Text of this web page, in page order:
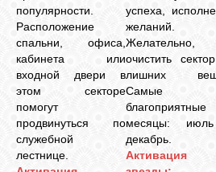
популярности.
Расположение
спальни, офиса,
кабинета или
входной двери в
этом секторе
помогут
продвинуться по
служебной
лестнице.
успеха,
желаний.
Желательно,
очистить
лишних
Самые
благоприятные
месяцы:
декабрь.
Активация